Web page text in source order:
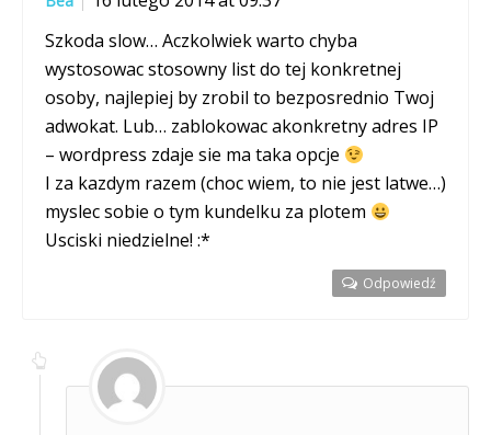
Szkoda slow… Aczkolwiek warto chyba
wystosowac stosowny list do tej konkretnej
osoby, najlepiej by zrobil to bezposrednio Twoj
adwokat. Lub… zablokowac akonkretny adres IP
– wordpress zdaje sie ma taka opcje
I za kazdym razem (choc wiem, to nie jest latwe…)
myslec sobie o tym kundelku za plotem
Usciski niedzielne! :*
Odpowiedź